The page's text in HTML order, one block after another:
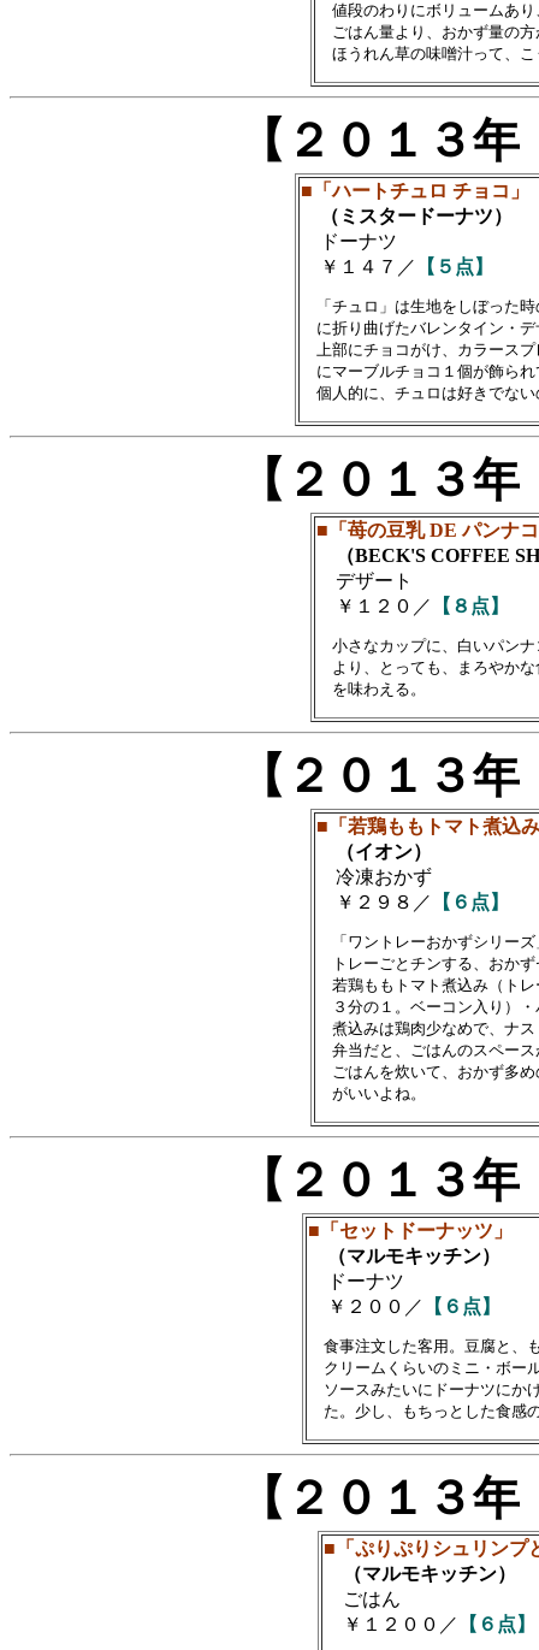
値段のわりにボリュームあり
ごはん量より、おかず量の方
【２０１３
■「ハートチュロ チョコ」
（ミスタードーナツ）
ドーナツ
￥１４７／ 【５点】
「チュロ」は生地をしぼった
に折り曲げたバレンタイン・デ
上部にチョコがけ、カラースプ
にマーブルチョコ１個が飾られ
【２０１３
■「苺の豆乳 DE パンナ
（BECK'S COFFEE
デザート
￥１２０／ 【８点】
小さなカップに、白いパン
より、とっても、まろやかな
【２０１３
■「若鶏ももトマト煮込
（イオン）
冷凍おかず
￥２９８／ 【６点】
「ワントレーおかずシリー
トレーごとチンする、おかず
若鶏ももトマト煮込み（ト
３分の１。ベーコン入り）・
煮込みは鶏肉少なめで、ナス
弁当だと、ごはんのスペース
ごはんを炊いて、おかず多め
【２０１３
■「セットドーナッツ」
（マルモキッチン）
ドーナツ
￥２００／
【６点】
食事注文した客用。豆腐と
クリームくらいのミニ・ボー
ソースみたいにドーナツにか
【２０１３
■「ぷりぷりシュリンプ
（マルモキッチン）
ごはん
￥１２００／
【６点】